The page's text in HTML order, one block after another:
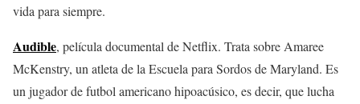
vida para siempre.
Audible, película documental de Netflix. Trata sobre Amaree
McKenstry, un atleta de la Escuela para Sordos de Maryland. Es
un jugador de futbol americano hipoacúsico, es decir, que lucha